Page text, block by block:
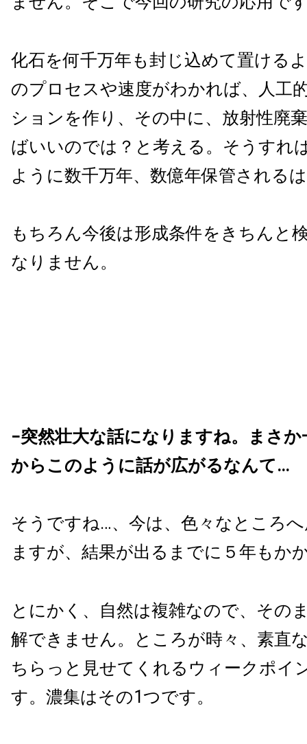
化石を何千万年も封じ込めて置ける
のプロセスや速度がわかれば、人工
ションを作り、その中に、放射性廃
ばいいのでは？と考える。そうすれ
ように数千万年、数億年保管される
もちろん今後は形成条件をきちんと
なりません。
−突然壮大な話になりますね。まさ
からこのように話が広がるなんて…
そうですね…、今は、色々なところ
ますが、結果が出るまでに５年もか
とにかく、自然は複雑なので、その
解できません。ところが時々、素直
ちらっと見せてくれるウィークポイ
す。濃集はその1つです。